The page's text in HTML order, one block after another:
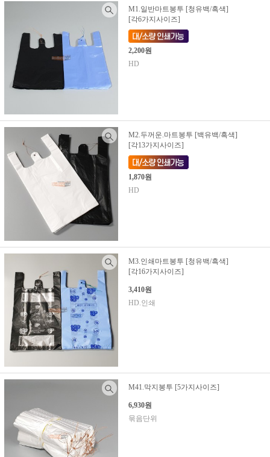
M1.일반마트봉투 [청유백/흑색]
[각6가지사이즈]
2,200원
HD
M2.두꺼운.마트봉투 [백유백/흑색]
[각13가지사이즈]
1,870원
HD
M3.인쇄마트봉투 [청유백/흑색]
[각16가지사이즈]
3,410원
HD.인쇄
M41.막지봉투 [5가지사이즈]
6,930원
묶음단위